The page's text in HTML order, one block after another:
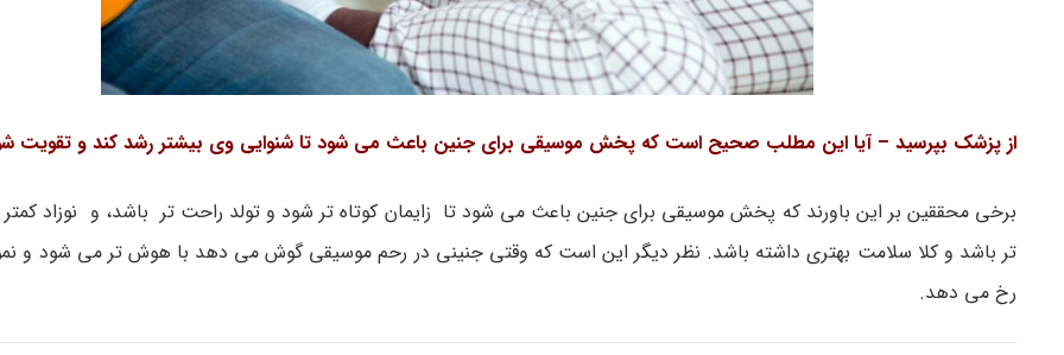
از پزشک بپرسید – آیا این مطلب صحیح است که پخش موسیقی برای جنین باعث می شود تا شنوایی وی بیشتر رشد کند و تقویت
برخی محققین بر این باورند که پخش موسیقی برای جنین باعث می شود تا زایمان کوتاه تر شود و تولد راحت تر باشد، و نوزاد کمتر
تر باشد و کلا سلامت بهتری داشته باشد. نظر دیگر این است که وقتی جنینی در رحم موسیقی گوش می دهد با هوش تر می شود و
رخ می دهد.